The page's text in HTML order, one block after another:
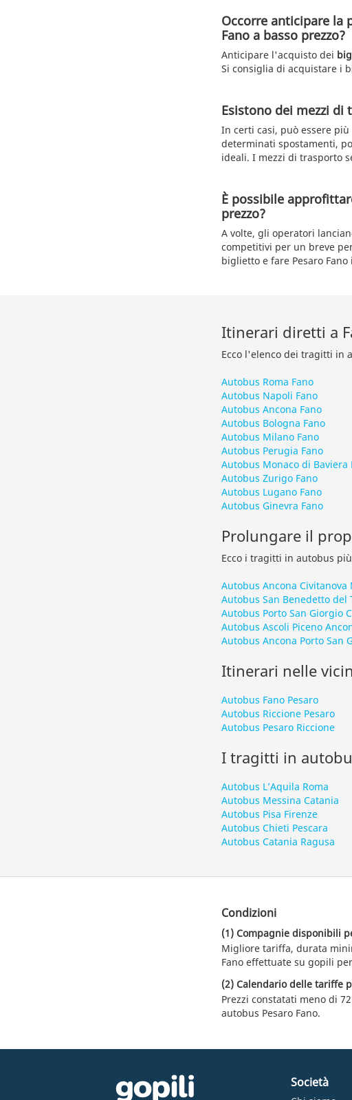
Occorre anticipare la
Fano a basso prezzo?
Anticipare l'acquisto dei
Si consiglia di acquistare i
Esistono dei mezzi di
In certi casi, può essere
determinati spostamenti,
ideali. I mezzi di trasporto
È possibile
prezzo?
A volte, gli operatori
competitivi per un breve
biglietto e fare Pesaro
Itinerari diretti a
Ecco l'elenco dei tragitti in
Autobus Roma Fano
Autobus Napoli Fano
Autobus Ancona Fano
Autobus Bologna Fano
Autobus Milano Fano
Autobus Perugia Fano
Autobus Monaco di Baviera
Autobus Zurigo Fano
Autobus Lugano Fano
Autobus Ginevra Fano
Prolungare il
Ecco i tragitti in autobus
Autobus Ancona Civitanova
Autobus San Benedetto
Autobus Porto San Giorgio
Autobus Ascoli Piceno
Autobus Ancona Porto San
Itinerari nelle
Autobus Fano Pesaro
Autobus Riccione Pesaro
Autobus Pesaro Riccione
I tragitti in
Autobus L’Aquila Roma
Autobus Messina Catania
Autobus Pisa Firenze
Autobus Chieti Pescara
Autobus Catania Ragusa
Condizioni
(1) Compagnie disponibili
Migliore tariffa, durata
Fano effettuate su gopili
(2) Calendario delle tariffe
Prezzi constatati meno di
autobus Pesaro Fano.
Società